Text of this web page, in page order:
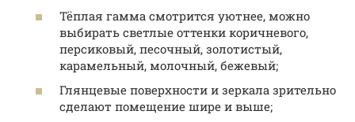
Тёплая гамма смотрится уютнее, можно
выбирать светлые оттенки коричневого,
персиковый, песочный, золотистый,
карамельный, молочный, бежевый;
Глянцевые поверхности и зеркала зрительно
сделают помещение шире и выше;